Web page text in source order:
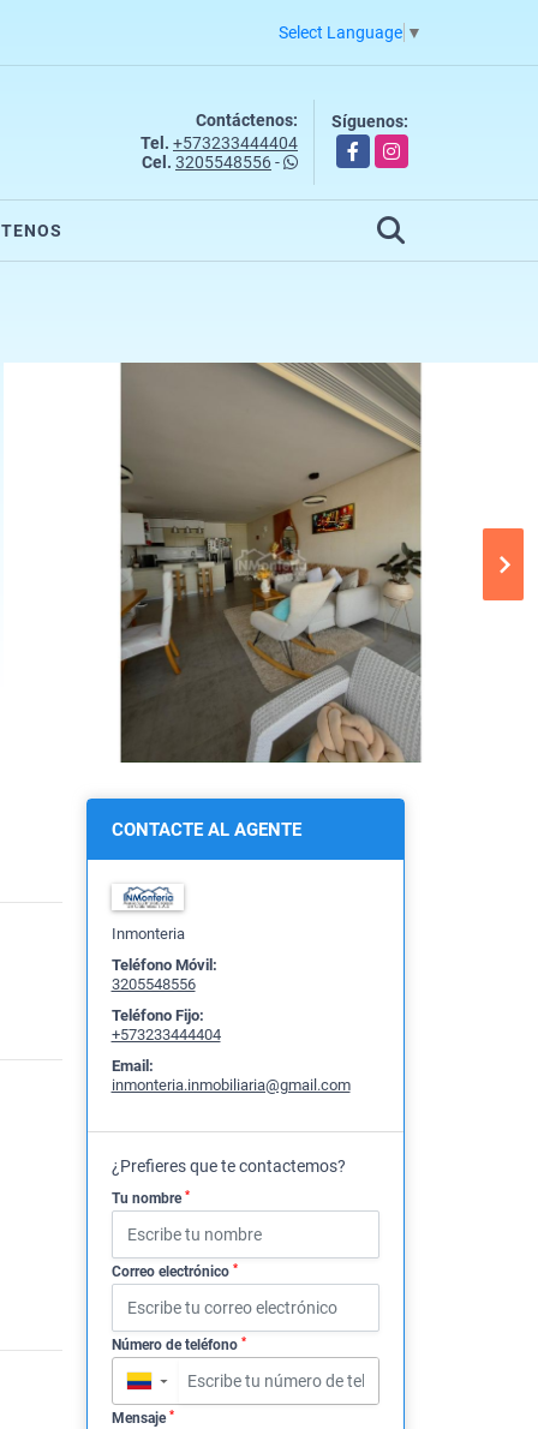
Select Language ▼
Contáctenos:
Tel. +573233444404
Cel. 3205548556-
Síguenos:
FacebookInstagram
CONTACTE AL AGENTE
Inmonteria
Teléfono Móvil:
3205548556
Teléfono Fijo:
+573233444404
Email:
inmonteria.inmobiliaria@gmail.com
¿Prefieres que te contactemos?
Tu nombre *
Correo electrónico *
Número de teléfono *
▼
Mensaje *